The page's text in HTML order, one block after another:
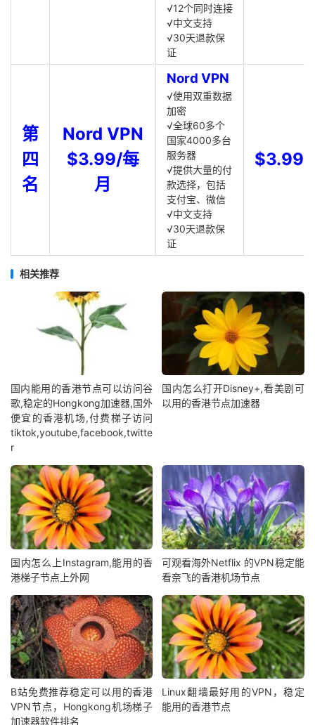
√12个同时连接
√中文支持
√30天退款保
证
第
四
名
Nord VPN
$3.99/每
月
Nord VPN
√使用双重数据
加密
√全球60多个
国家4000多台
服务器
√提供大量的付
款选择，包括
支付宝、微信
√中文支持
√30天退款保
证
$3.99
相关推荐
国内能用的香港节点可以访问谷
歌,稳定的Hongkong加速器,国外
便宜的香港机场,付费梯子访问
tiktok,youtube,facebook,twitte
r
国内怎么打开Disney+,看美剧可
以用的香港节点加速器
国内怎么上Instagram,能用的香
港梯子节点上外网
可观看海外Netflix 的VPN稳定能
看奈飞的香港机场节点
B站免费推荐稳定可以用的香港
VPN节点，Hongkong机场梯子
加速器软件排名
Linux翻墙最好用的VPN，稳定
能用的香港节点